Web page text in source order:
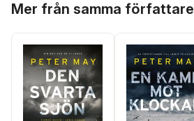
Mer från samma författare